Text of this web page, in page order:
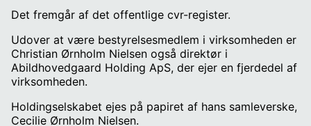
Det fremgår af det offentlige cvr-register.
Udover at være bestyrelsesmedlem i virksomheden er
Christian Ørnholm Nielsen også direktør i
Abildhovedgaard Holding ApS, der ejer en fjerdedel af
virksomheden.
Holdingselskabet ejes på papiret af hans samleverske,
Cecilie Ørnholm Nielsen.